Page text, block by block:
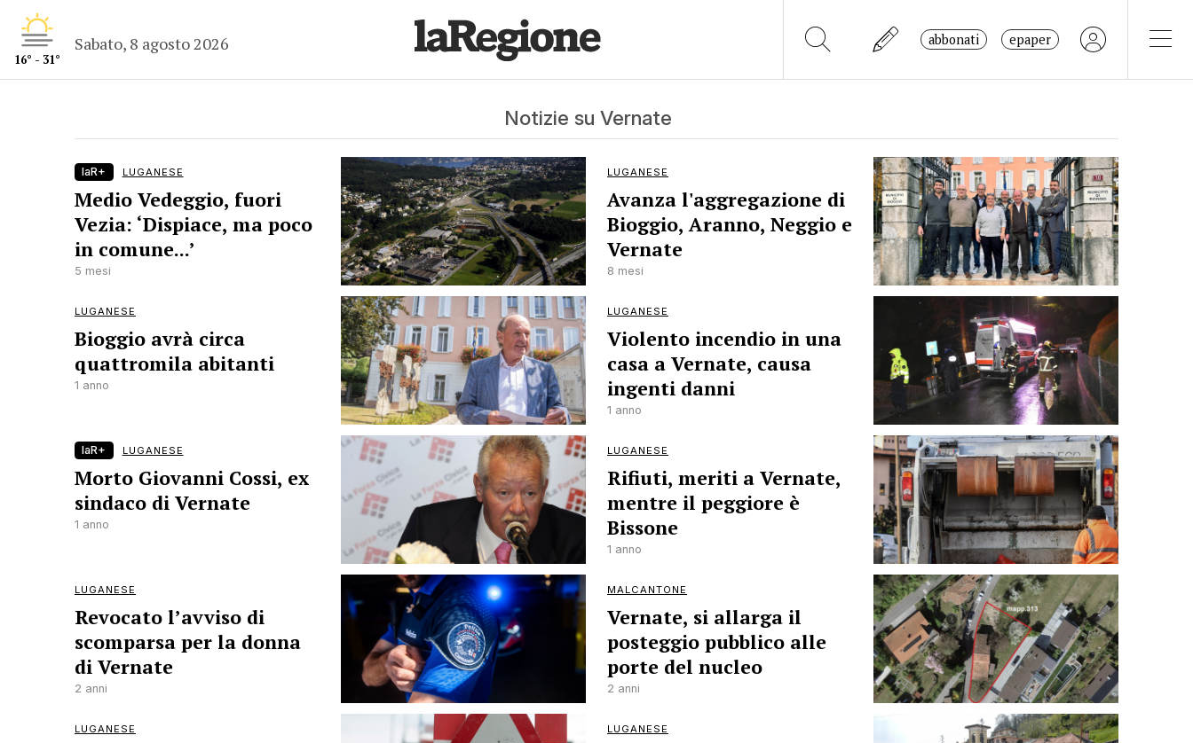
16° - 31°
Sabato, 8 agosto 2026 abbonati epaper
Notizie su Vernate
laR+ LUGANESE
Medio Vedeggio, fuori
Vezia: ‘Dispiace, ma poco
in comune...’
5 mesi
LUGANESE
Avanza l'aggregazione di
Bioggio, Aranno, Neggio e
Vernate
8 mesi
LUGANESE
Bioggio avrà circa
quattromila abitanti
1 anno
LUGANESE
Violento incendio in una
casa a Vernate, causa
ingenti danni
1 anno
laR+ LUGANESE
Morto Giovanni Cossi, ex
sindaco di Vernate
1 anno
LUGANESE
Rifiuti, meriti a Vernate,
mentre il peggiore è
Bissone
1 anno
LUGANESE
Revocato l’avviso di
scomparsa per la donna
di Vernate
2 anni
MALCANTONE
Vernate, si allarga il
posteggio pubblico alle
porte del nucleo
2 anni
LUGANESE LUGANESE